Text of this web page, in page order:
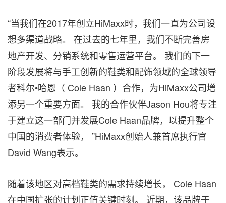
“当我们在2017年创立HiMaxx时，我们一直为公司设
想多渠道战略。 在过去的七年里，我们不断完善房
地产开发、分销系统和零售运营平台。 我们的下一
阶段发展将与手工创新的鞋类和配饰领域的全球领导
者科尔•哈恩（ Cole Haan ）合作，为HiMaxx公司增
添另一个重要方面。 我的合作伙伴Jason Hou将专注
于建立这一部门并发展Cole Haan品牌，以提升整个
中国的消费者体验， ”HiMaxx创始人兼首席执行官
David Wang表示。
随着该地区对高档鞋类的需求持续增长， Cole Haan
在中国扩张的计划正值关键时刻。 近期，该品牌于